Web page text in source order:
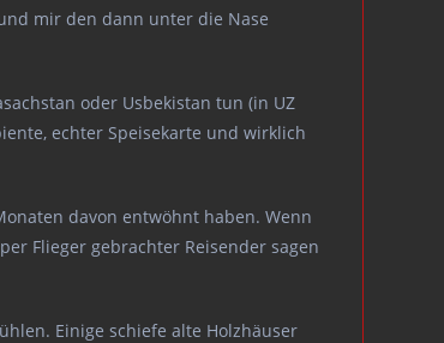
mir den dann unter die Nase
oder Usbekistan tun (in UZ
echter Speisekarte und wirklich
davon entwöhnt haben. Wenn
Flieger gebrachter Reisender sagen
Einige schiefe alte Holzhäuser